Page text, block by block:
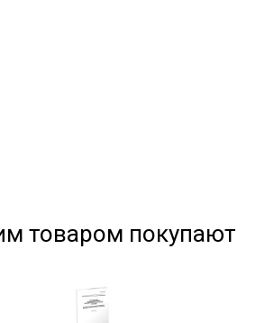
товаром покупают